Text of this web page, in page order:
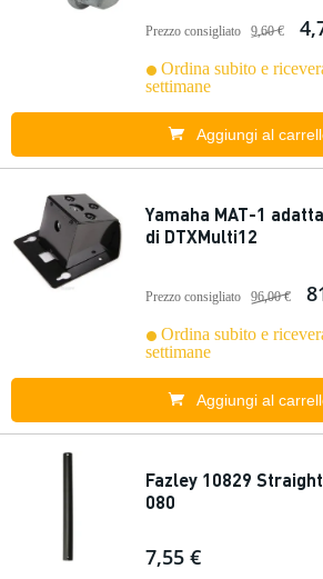
Prezzo consigliato 9,60 €
Ordina subito e
settimane
Aggiungi al
Yamaha MAT-1
di DTXMulti12
Prezzo consigliato 96,00 €
Ordina subito e
settimane
Aggiungi al
Fazley 10829
080
7,55 €